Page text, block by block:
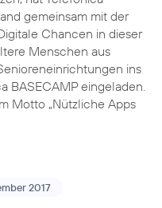
gemeinsam mit der
Chancen in dieser
Menschen aus
ins
BASECAMP eingeladen.
Motto „Nützliche Apps
2017